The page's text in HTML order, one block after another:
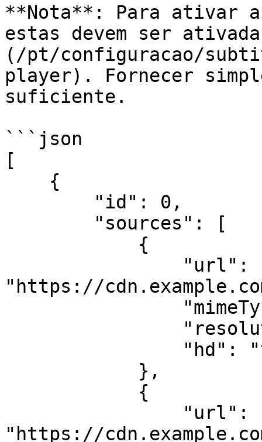
**Nota**: Para ativar
estas devem ser
(/pt/configuracao/
player). Fornecer
suficiente.
```json
[
"https://
"https://